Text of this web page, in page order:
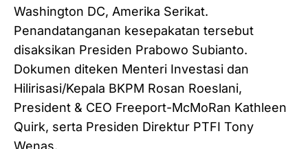
Washington DC, Amerika Serikat.
Penandatanganan kesepakatan tersebut
disaksikan Presiden Prabowo Subianto.
Dokumen diteken Menteri Investasi dan
Hilirisasi/Kepala BKPM Rosan Roeslani,
President & CEO Freeport-McMoRan Kathleen
Quirk, serta Presiden Direktur PTFI Tony
Wenas.